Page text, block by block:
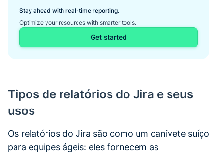
Stay ahead with real-time reporting.
Optimize your resources with smarter tools.
Get started
Tipos de relatórios do Jira e seus
usos
Os relatórios do Jira são como um canivete suíço
para equipes ágeis: eles fornecem as